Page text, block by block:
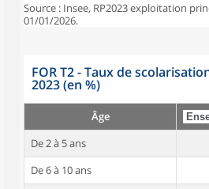
Source : Insee, RP2023 exploitation
01/01/2026.
FOR T2 - Taux de
2023 (en %)
Âge
De 2 à 5 ans
De 6 à 10 ans